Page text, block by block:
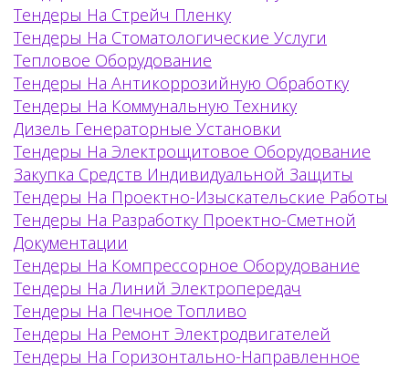
Тендеры На Стрейч Пленку
Тендеры На Стоматологические Услуги
Тепловое Оборудование
Тендеры На Антикоррозийную Обработку
Тендеры На Коммунальную Технику
Дизель Генераторные Установки
Тендеры На Электрощитовое Оборудование
Закупка Средств Индивидуальной Защиты
Тендеры На Проектно-Изыскательские Работы
Тендеры На Разработку Проектно-Сметной
Документации
Тендеры На Компрессорное Оборудование
Тендеры На Линий Электропередач
Тендеры На Печное Топливо
Тендеры На Ремонт Электродвигателей
Тендеры На Горизонтально-Направленное